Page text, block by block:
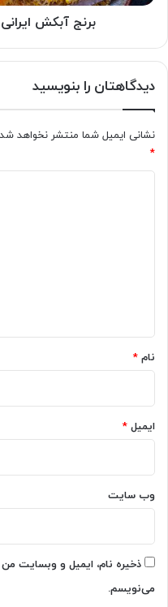
برنج آبکش
دیدگاهتان را بنویسید
نشانی ایمیل شما منتشر نخواهد
*
نام *
ایمیل *
وب‌ سایت
ذخیره نام، ایمیل و وبسایت من
می‌نویسم.